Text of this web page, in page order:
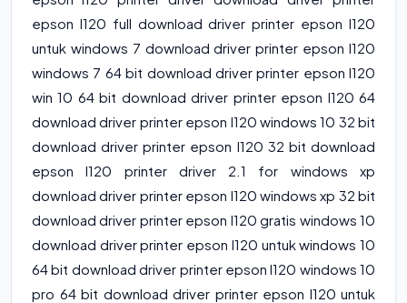
epson l120 full download driver printer epson l120
untuk windows 7 download driver printer epson l120
windows 7 64 bit download driver printer epson l120
win 10 64 bit download driver printer epson l120 64
download driver printer epson l120 windows 10 32 bit
download driver printer epson l120 32 bit download
epson l120 printer driver 2.1 for windows xp
download driver printer epson l120 windows xp 32 bit
download driver printer epson l120 gratis windows 10
download driver printer epson l120 untuk windows 10
64 bit download driver printer epson l120 windows 10
pro 64 bit download driver printer epson l120 untuk